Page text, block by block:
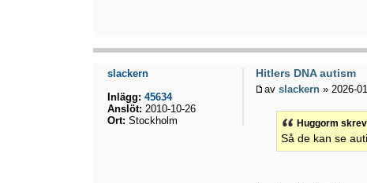
Hitlers DNA autism
avslackern » 2026-
Huggorm
Så de kan se
slackern
Inlägg: 45634
Anslöt: 2010-10-26
Ort: Stockholm